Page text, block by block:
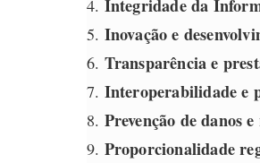
Integridade da
Inovação e
Transparência e
Interoperabilidade e
Prevenção de danos
Proporcionalidade